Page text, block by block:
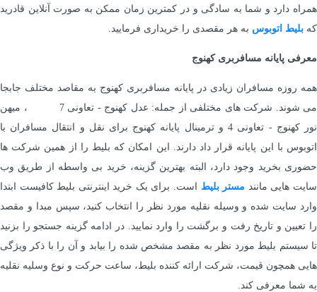
همراه دارد و شما به سادگی و در کمترین زمان ممکن به صورت آنلاین قادرید
که بلیط اتوبوس به هر مقصدی را خریداری فرمایید.
معرفی پایانه مسافربری کهنوج
همه روزه مسافران زیادی در پایانه مسافربری کهنوج به مقاصد مختلف جابجا
می شوند. شرکت های مختلفی از جمله: عدل کهنوج - تعاونی 7 ، میهن
نور کهنوج - تعاونی 4 و ترمینال پایانه کهنوج برای نقل و انتقال مسافران با
اتوبوس با این پایانه قرار داد دارند. این امکان که بلیط را از همین شرکت ها
حضوری بخرید وجود دارد، البته بهترین گزینه، خرید بی واسطه از طریق وب
سایت هایی مانند مستر بلیط است. برای یک خرید اینترنتی بلیط کافیست ابتدا
وارد سایت شده و وسیله نقلیه مورد نظر را انتخاب کنید، سپس مبدا و مقصد
را تعیین و تاریخ رفت و برگشت را وارد نمایید. در ادامه گزینه جستجو را بزنید
تا سیستم بلیط مورد نظر به مقصد مشخص شده را بیابد و آن را با ذکر ویژگی
هایی همچون قیمت، شرکت ارائه کننده بلیط، ساعت حرکت و نوع وسلیه نقلیه
به شما معرفی کند.